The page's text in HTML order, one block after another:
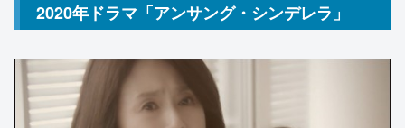
2020年ドラマ「アンサング・シンデレラ」